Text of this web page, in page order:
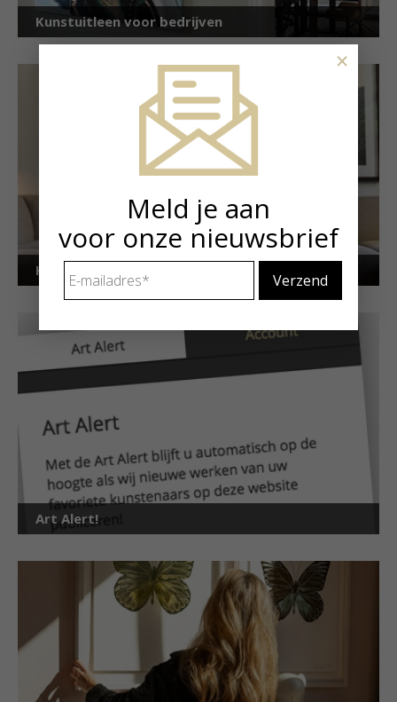
Kunstuitleen voor bedrijven
Kunstuitleen voor particulieren
Art Alert!
Meld je aan
voor onze nieuwsbrief
mailadres *
×